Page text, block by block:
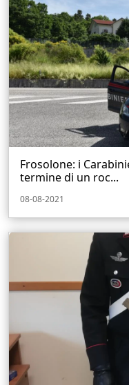
Frosolone: i
termine di un roc...
08-08-2021